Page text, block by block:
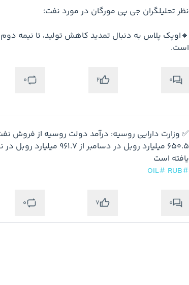
است.
0
2
0
یافته است
#RUB
#OIL
0
7
0